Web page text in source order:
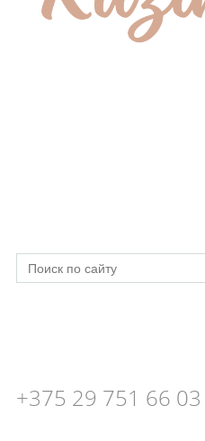
+375 29 751 66 03